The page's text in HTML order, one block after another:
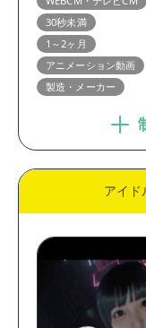
30秒未満
1～2ヶ月
アニメーション動画
製造・メーカー
アイド